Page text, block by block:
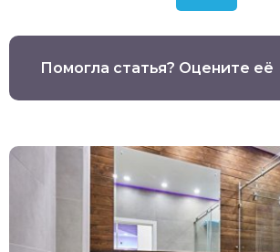
Помогла статья? Оцените её